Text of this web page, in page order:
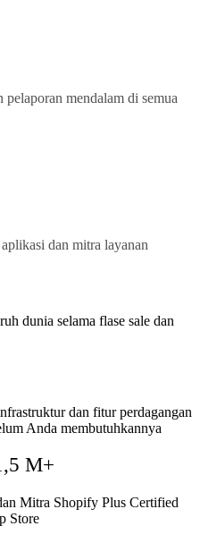
mendalam di semua
dan mitra layanan
dunia selama flase sale dan
dan fitur perdagangan
Anda membutuhkannya
M+
Mitra Shopify Plus Certified
Store